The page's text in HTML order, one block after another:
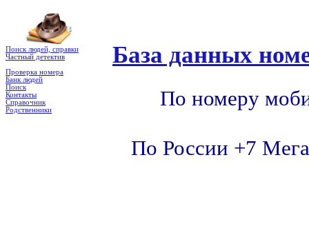
Поиск людей, справки
Частный детектив
Проверка номера
Банк людей
Поиск
Контакты
Справочник
Родственники
База данных
По номеру
По России +7